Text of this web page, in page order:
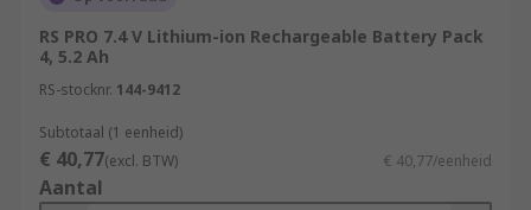
RS PRO 7.4 V Lithium-ion Rechargeable Battery Pack
4, 5.2 Ah
RS-stocknr. 144-9412
Subtotaal (1 eenheid)
€ 40,77(excl. BTW) € 40,77/eenheid
Aantal